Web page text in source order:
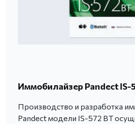
Иммобилайзер Pandect IS-
Производство и разработка
Pandect модели IS-572 BT